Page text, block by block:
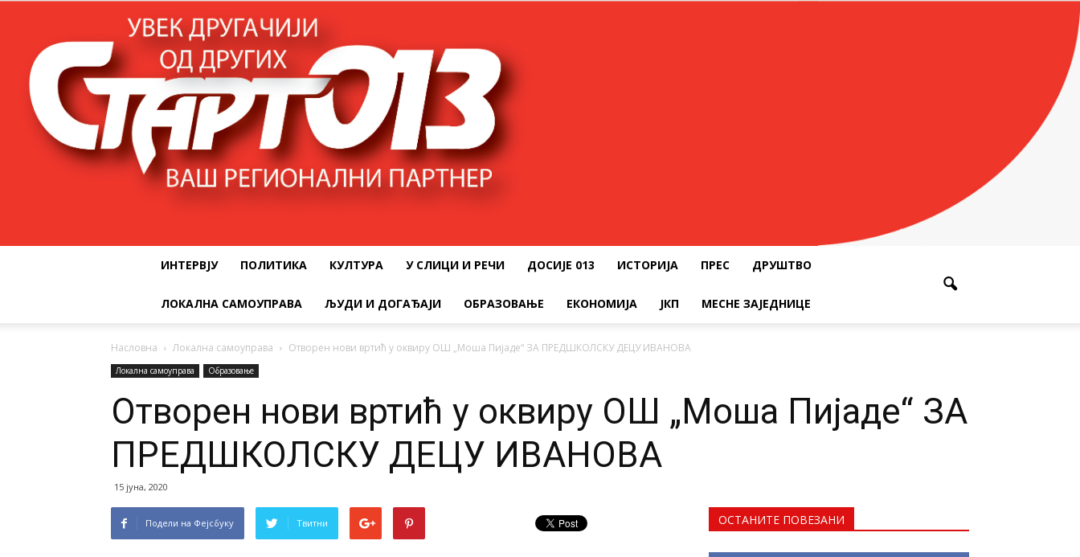
ИНТЕРВЈУ ПОЛИТИКА КУЛТУРА У СЛИЦИ И РЕЧИ ДОСИЈЕ 013 ИСТОРИЈА ПРЕС ДРУШТВО
ЛОКАЛНА САМОУПРАВА ЉУДИ И ДОГАЂАЈИ ОБРАЗОВАЊЕ ЕКОНОМИЈА ЈКП МЕСНЕ ЗАЈЕДНИЦЕ
Насловна Локална самоуправа Отворен нови вртић у оквиру ОШ „Моша Пијаде“ ЗА ПРЕДШКОЛСКУ ДЕЦУ ИВАНОВА
Локална самоуправа Образовање
Отворен нови вртић у оквиру ОШ „Моша Пијаде“ ЗА
ПРЕДШКОЛСКУ ДЕЦУ ИВАНОВА
15 јуна, 2020
Подели на Фејсбуку Твитни ОСТАНИТЕ ПОВЕЗАНИ